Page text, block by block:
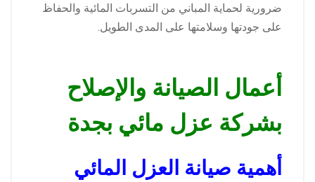
ضرورية لحماية المباني من التسربات المائية والحفاظ
على جودتها وسلامتها على المدى الطويل.
أعمال الصيانة والإصلاح
بشركة عزل مائي بجدة
أهمية صيانة العزل المائي